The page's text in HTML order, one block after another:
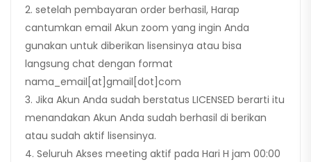
2. setelah pembayaran order berhasil, Harap
cantumkan email Akun zoom yang ingin Anda
gunakan untuk diberikan lisensinya atau bisa
langsung chat dengan format
nama_email[at]gmail[dot]com
3. Jika Akun Anda sudah berstatus LICENSED berarti itu
menandakan Akun Anda sudah berhasil di berikan
atau sudah aktif lisensinya.
4. Seluruh Akses meeting aktif pada Hari H jam 00:00